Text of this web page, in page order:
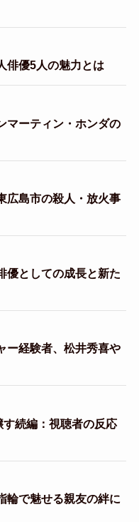
俳優5人の魅力とは
マーティン・ホンダの
広島市の殺人・放火事
優としての成長と新た
ー経験者、松井秀喜や
続編：視聴者の反応
輪で魅せる親友の絆に